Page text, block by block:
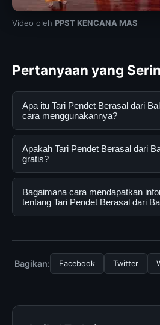
Video oleh PPST KENCANA MAS
Pertanyaan yang
Apa itu Tari Pendet Berasal dari
cara menggunakannya?
Tari Pendet Berasal dari Bali:
dirancang untuk membantu
informasi lengkap dan
menggunakannya dengan
mengikuti panduan yang tersedia.
Apakah Tari Pendet Berasal dari
gratis?
Ya, Tari Pendet Berasal dari Bali:
gratis oleh semua pengguna.
tersembunyi atau langganan
Bagaimana cara mendapatkan
tentang Tari Pendet Berasal dari
halaman resmi kami secara
memperbarui konten dengan
Bagikan: Facebook Twitter